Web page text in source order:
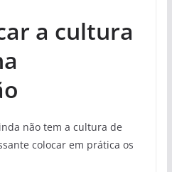
a cultura
não tem a cultura de
colocar em prática os